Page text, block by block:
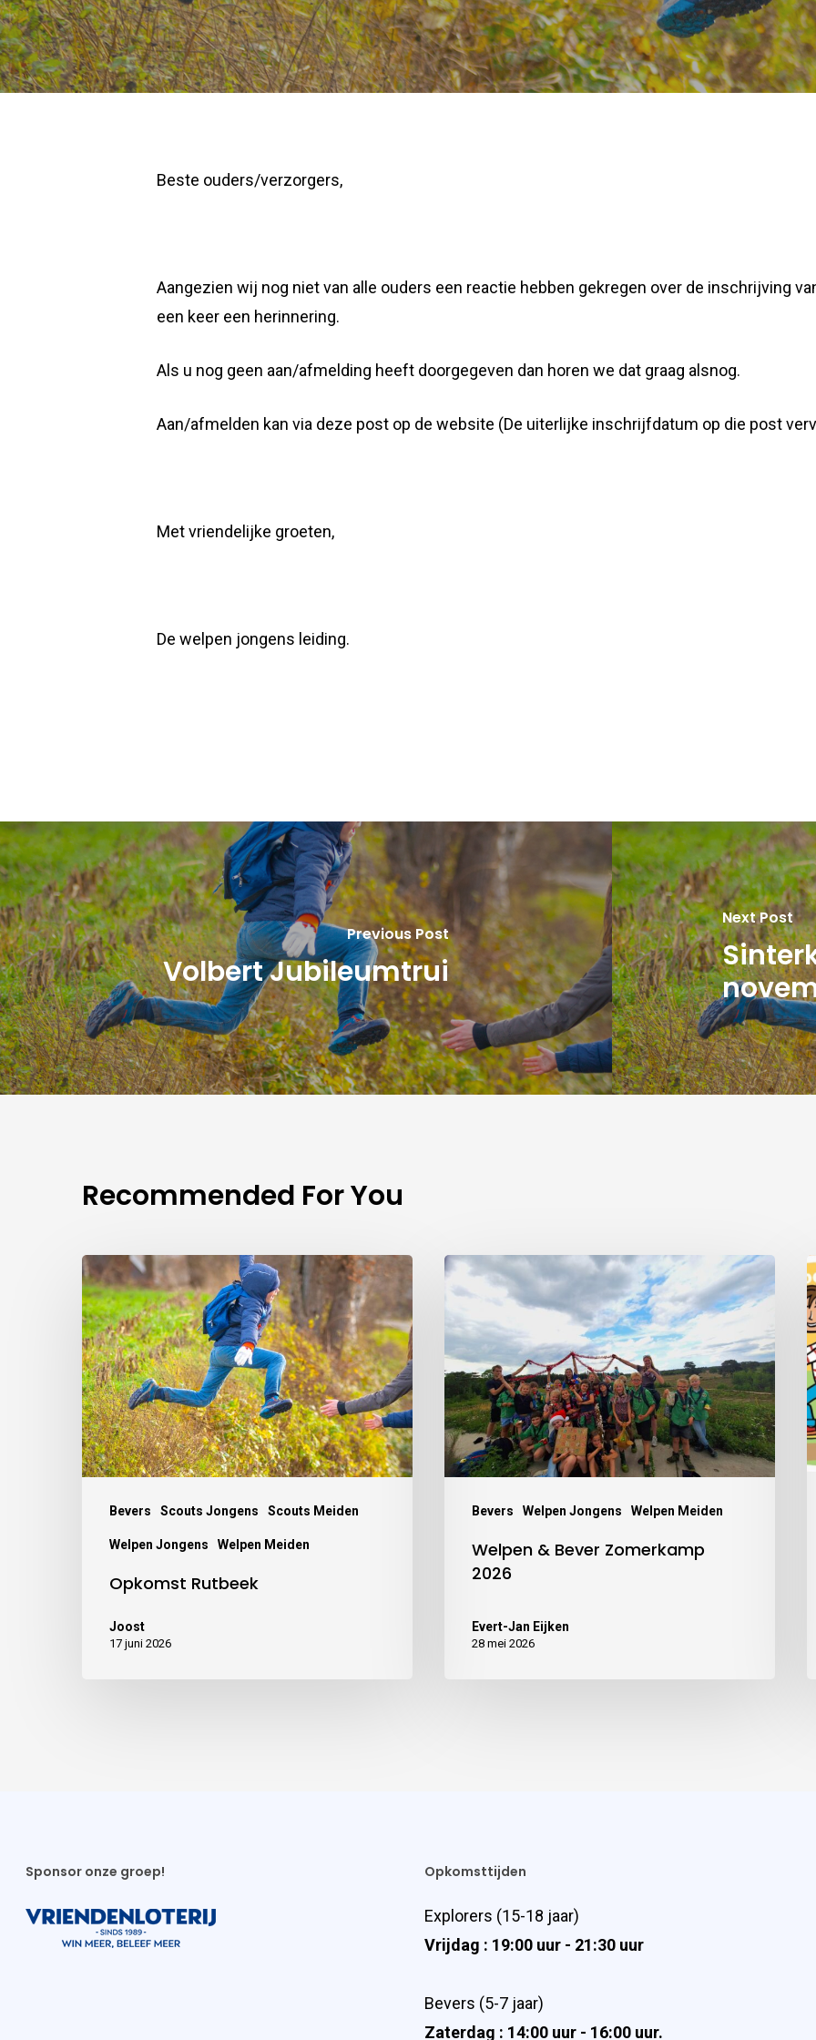
Beste ouders/verzorgers,
Aangezien wij nog niet van alle ouders een reactie hebben gekregen over de inschrijving
een keer een herinnering.
Als u nog geen aan/afmelding heeft doorgegeven dan horen we dat graag alsnog.
Aan/afmelden kan via deze post op de website (De uiterlijke inschrijfdatum op die post
Met vriendelijke groeten,
De welpen jongens leiding.
Previous Post
Volbert Jubileumtrui
Next Post
Recommended For You
Bevers Scouts Jongens Scouts Meiden
Welpen Jongens Welpen Meiden
Opkomst Rutbeek
Joost
17 juni 2026
Bevers Welpen Jongens Welpen Meiden
Welpen & Bever Zomerkamp
2026
Evert-Jan Eijken
28 mei 2026
Sponsor onze groep! Opkomsttijden
Explorers (15-18 jaar)
Vrijdag : 19:00 uur - 21:30 uur
Bevers (5-7 jaar)
Zaterdag : 14:00 uur - 16:00 uur.